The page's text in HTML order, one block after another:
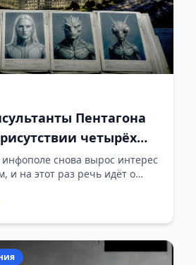
Пентагона
четырёх
снова вырос интерес
и на этот раз речь идёт о
в распоряжении властей США.